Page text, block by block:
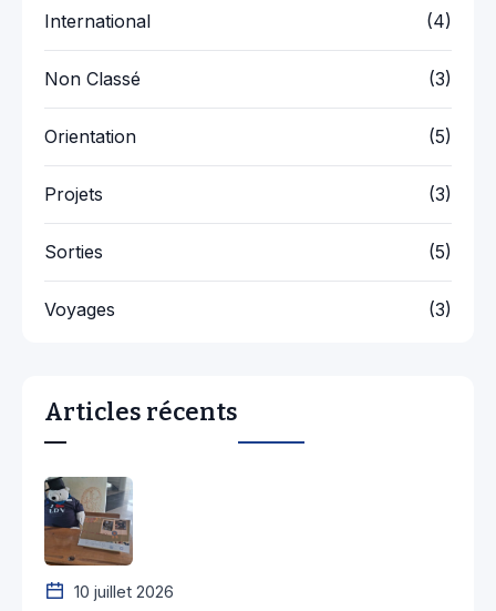
International (4)
Non Classé (3)
Orientation (5)
Projets (3)
Sorties (5)
Voyages (3)
Articles récents
10 juillet 2026